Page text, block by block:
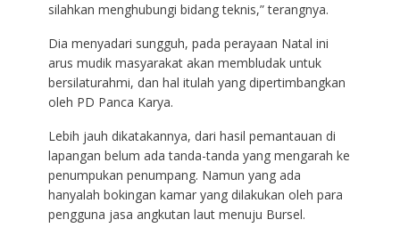
silahkan menghubungi bidang teknis,” terangnya.
Dia menyadari sungguh, pada perayaan Natal ini
arus mudik masyarakat akan membludak untuk
bersilaturahmi, dan hal itulah yang dipertimbangkan
oleh PD Panca Karya.
Lebih jauh dikatakannya, dari hasil pemantauan di
lapangan belum ada tanda-tanda yang mengarah ke
penumpukan penumpang. Namun yang ada
hanyalah bokingan kamar yang dilakukan oleh para
pengguna jasa angkutan laut menuju Bursel.